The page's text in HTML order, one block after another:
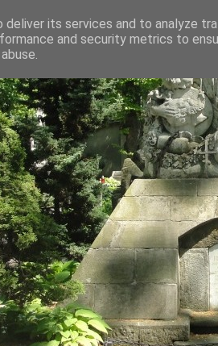
its services and to analyze
and security metrics to